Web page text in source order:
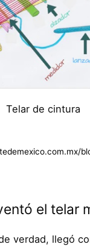
Telar de cintura
el telar
verdad, llegó